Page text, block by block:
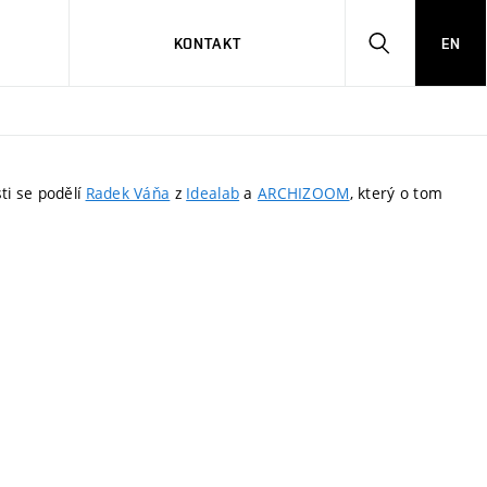
KONTAKT
HLEDAT
EN
se podělí Radek Váňa z Idealab a ARCHIZOOM, který o tom